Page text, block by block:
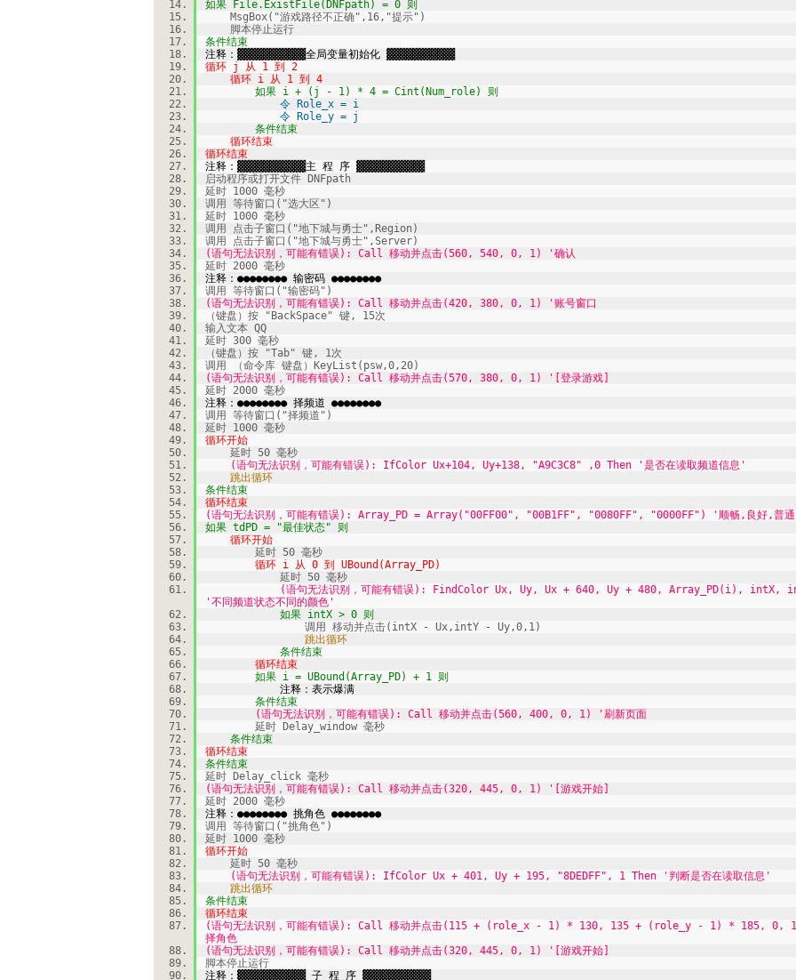
如果 File.ExistFile(DNFpath) = 0 则
MsgBox("游戏路径不正确",16,"提示")
脚本停止运行
条件结束
注释：▓▓▓▓▓▓▓▓▓▓▓全局变量初始化 ▓▓▓▓▓▓▓▓▓▓▓
循环 j 从 1 到 2
循环 i 从 1 到 4
如果 i + (j - 1) * 4 = Cint(Num_role) 则
令 Role_x = i
令 Role_y = j
条件结束
循环结束
循环结束
注释：▓▓▓▓▓▓▓▓▓▓▓主 程 序 ▓▓▓▓▓▓▓▓▓▓▓
启动程序或打开文件 DNFpath
延时 1000 毫秒
调用 等待窗口("选大区")
延时 1000 毫秒
调用 点击子窗口("地下城与勇士",Region)
调用 点击子窗口("地下城与勇士",Server)
(语句无法识别，可能有错误): Call 移动并点击(560, 540, 0, 1) '确认
延时 2000 毫秒
注释：●●●●●●●● 输密码 ●●●●●●●●
调用 等待窗口("输密码")
(语句无法识别，可能有错误): Call 移动并点击(420, 380, 0, 1) '账号窗口
（键盘）按 "BackSpace" 键, 15次
输入文本 QQ
延时 300 毫秒
（键盘）按 "Tab" 键, 1次
调用 （命令库 键盘）KeyList(psw,0,20)
(语句无法识别，可能有错误): Call 移动并点击(570, 380, 0, 1) '[登录游戏]
延时 2000 毫秒
注释：●●●●●●●● 择频道 ●●●●●●●●
调用 等待窗口("择频道")
延时 1000 毫秒
循环开始
延时 50 毫秒
(语句无法识别，可能有错误): IfColor Ux+104, Uy+138, "A9C3C8" ,0 Then '是否在读取频道信息'
跳出循环
条件结束
循环结束
(语句无法识别，可能有错误): Array_PD = Array("00FF00", "00B1FF", "0080FF", "0000FF") '顺畅,良好,普
如果 tdPD = "最佳状态" 则
循环开始
延时 50 毫秒
循环 i 从 0 到 UBound(Array_PD)
延时 50 毫秒
(语句无法识别，可能有错误): FindColor Ux, Uy, Ux + 640, Uy + 480, Array_PD(i), intX,
'不同频道状态不同的颜色'
如果 intX > 0 则
调用 移动并点击(intX - Ux,intY - Uy,0,1)
跳出循环
条件结束
循环结束
如果 i = UBound(Array_PD) + 1 则
注释：表示爆满
条件结束
(语句无法识别，可能有错误): Call 移动并点击(560, 400, 0, 1) '刷新页面
延时 Delay_window 毫秒
条件结束
循环结束
条件结束
延时 Delay_click 毫秒
(语句无法识别，可能有错误): Call 移动并点击(320, 445, 0, 1) '[游戏开始]
延时 2000 毫秒
注释：●●●●●●●● 挑角色 ●●●●●●●●
调用 等待窗口("挑角色")
延时 1000 毫秒
循环开始
延时 50 毫秒
(语句无法识别，可能有错误): IfColor Ux + 401, Uy + 195, "8DEDFF", 1 Then '判断是否在读取信息'
跳出循环
条件结束
循环结束
(语句无法识别，可能有错误): Call 移动并点击(115 + (role_x - 1) * 130, 135 + (role_y - 1) * 185, 0,
择角色
(语句无法识别，可能有错误): Call 移动并点击(320, 445, 0, 1) '[游戏开始]
脚本停止运行
注释：▓▓▓▓▓▓▓▓▓▓▓ 子 程 序 ▓▓▓▓▓▓▓▓▓▓▓